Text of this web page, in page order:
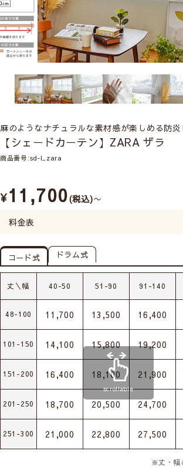
麻のようなナチュラルな素材感が楽しめる防炎
【シェードカーテン】ZARA ザラ
商品番号 sd-l_zara
¥11,700 税込 〜
料金表
コード式 ドラム式
丈＼幅 40-50 51-90 91-140
48-100 11,700 13,500 16,400
101-150 14,100 15,800 19,200
151-200 16,400 18,100 21,900
201-250 18,700 20,500 24,700
251-300 21,000 22,800 27,500
scrollable
※丈・幅